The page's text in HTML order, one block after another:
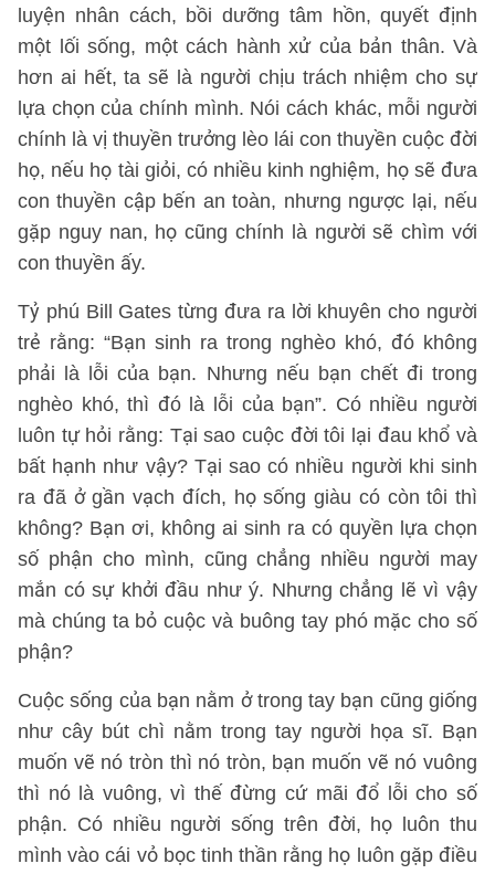
luyện nhân cách, bồi dưỡng tâm hồn, quyết định
một lối sống, một cách hành xử của bản thân. Và
hơn ai hết, ta sẽ là người chịu trách nhiệm cho sự
lựa chọn của chính mình. Nói cách khác, mỗi người
chính là vị thuyền trưởng lèo lái con thuyền cuộc đời
họ, nếu họ tài giỏi, có nhiều kinh nghiệm, họ sẽ đưa
con thuyền cập bến an toàn, nhưng ngược lại, nếu
gặp nguy nan, họ cũng chính là người sẽ chìm với
con thuyền ấy.
Tỷ phú Bill Gates từng đưa ra lời khuyên cho người
trẻ rằng: “Bạn sinh ra trong nghèo khó, đó không
phải là lỗi của bạn. Nhưng nếu bạn chết đi trong
nghèo khó, thì đó là lỗi của bạn”. Có nhiều người
luôn tự hỏi rằng: Tại sao cuộc đời tôi lại đau khổ và
bất hạnh như vậy? Tại sao có nhiều người khi sinh
ra đã ở gần vạch đích, họ sống giàu có còn tôi thì
không? Bạn ơi, không ai sinh ra có quyền lựa chọn
số phận cho mình, cũng chẳng nhiều người may
mắn có sự khởi đầu như ý. Nhưng chẳng lẽ vì vậy
mà chúng ta bỏ cuộc và buông tay phó mặc cho số
phận?
Cuộc sống của bạn nằm ở trong tay bạn cũng giống
như cây bút chì nằm trong tay người họa sĩ. Bạn
muốn vẽ nó tròn thì nó tròn, bạn muốn vẽ nó vuông
thì nó là vuông, vì thế đừng cứ mãi đổ lỗi cho số
phận. Có nhiều người sống trên đời, họ luôn thu
mình vào cái vỏ bọc tinh thần rằng họ luôn gặp điều